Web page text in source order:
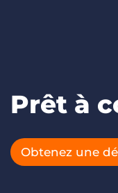
Prêt à
Obtenez une